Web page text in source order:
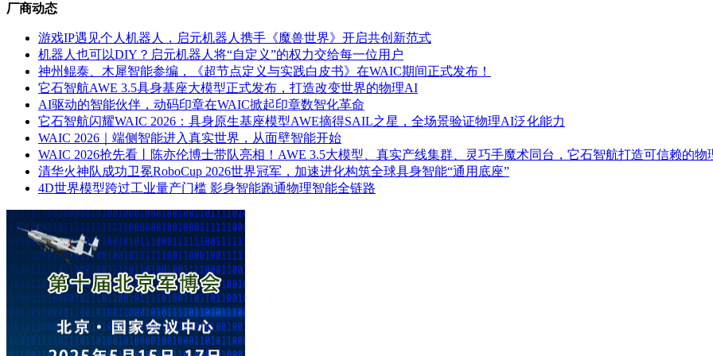
厂商动态
游戏IP遇见个人机器人，启元机器人携手《魔兽世界》开启共创新范式
机器人也可以DIY？启元机器人将“自定义”的权力交给每一位用户
神州鲲泰、木犀智能参编，《超节点定义与实践白皮书》在WAIC期间正式发布！
它石智航AWE 3.5具身基座大模型正式发布，打造改变世界的物理AI
AI驱动的智能伙伴，动码印章在WAIC掀起印章数智化革命
它石智航闪耀WAIC 2026：具身原生基座模型AWE摘得SAIL之星，全场景验证物理AI泛化能力
WAIC 2026｜端侧智能进入真实世界，从面壁智能开始
WAIC 2026抢先看丨陈亦伦博士带队亮相！AWE 3.5大模型、真实产线集群、灵巧手魔术同台，它石智航打造可信赖的物
清华火神队成功卫冕RoboCup 2026世界冠军，加速进化构筑全球具身智能“通用底座”
4D世界模型跨过工业量产门槛 影身智能跑通物理智能全链路